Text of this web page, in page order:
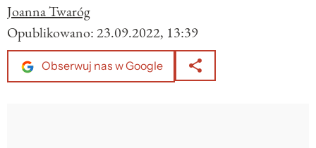
Joanna Twaróg
Opublikowano:23.09.2022, 13:39
Obserwuj nas w Google